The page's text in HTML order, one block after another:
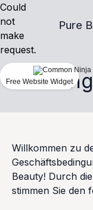
Pure
Willkommen zu
Beauty! Durch
stimmen Sie den
Could
not
make
request.
Free Website Widget